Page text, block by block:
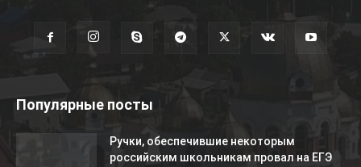
Популярные посты
Ручки, обеспечившие некоторым
российским школьникам провал на ЕГЭ